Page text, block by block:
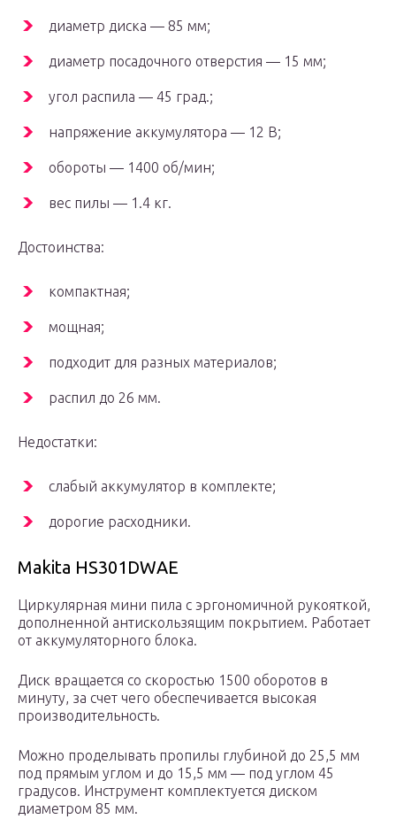
диаметр диска — 85 мм;
диаметр посадочного отверстия — 15 мм;
угол распила — 45 град.;
напряжение аккумулятора — 12 В;
обороты — 1400 об/мин;
вес пилы — 1.4 кг.
Достоинства:
компактная;
мощная;
подходит для разных материалов;
распил до 26 мм.
Недостатки:
слабый аккумулятор в комплекте;
дорогие расходники.
Makita HS301DWAE
Циркулярная мини пила с эргономичной рукояткой,
дополненной антискользящим покрытием. Работает
от аккумуляторного блока.
Диск вращается со скоростью 1500 оборотов в
минуту, за счет чего обеспечивается высокая
производительность.
Можно проделывать пропилы глубиной до 25,5 мм
под прямым углом и до 15,5 мм — под углом 45
градусов. Инструмент комплектуется диском
диаметром 85 мм.